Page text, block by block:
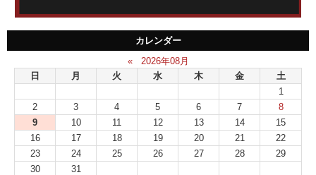
カレンダー
«
2026年08月
日
月 火 水 木 金
土
1
2
3 4 5 6 7
8
9
10 11 12 13 14
15
16
17 18 19 20 21
22
23
24 25 26 27 28
29
30
31